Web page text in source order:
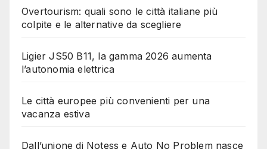
Overtourism: quali sono le città italiane più
colpite e le alternative da scegliere
Ligier JS50 B11, la gamma 2026 aumenta
l’autonomia elettrica
Le città europee più convenienti per una
vacanza estiva
Dall’unione di Notess e Auto No Problem nasce